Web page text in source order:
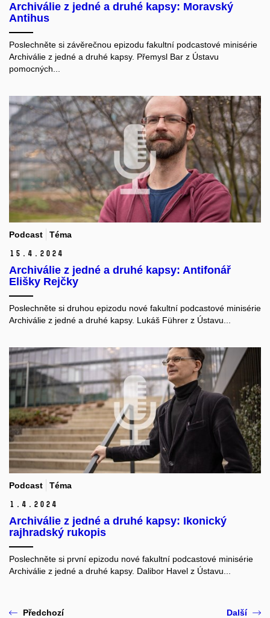
Archiválie z jedné a druhé kapsy: Moravský
Antihus
Poslechněte si závěrečnou epizodu fakultní podcastové minisérie
Archiválie z jedné a druhé kapsy. Přemysl Bar z Ústavu
pomocných...
Podcast Téma
15. 4. 2024
Archiválie z jedné a druhé kapsy: Antifonář
Elišky Rejčky
Poslechněte si druhou epizodu nové fakultní podcastové minisérie
Archiválie z jedné a druhé kapsy. Lukáš Führer z Ústavu...
Podcast Téma
1. 4. 2024
Archiválie z jedné a druhé kapsy: Ikonický
rajhradský rukopis
Poslechněte si první epizodu nové fakultní podcastové minisérie
Archiválie z jedné a druhé kapsy. Dalibor Havel z Ústavu...
Předchozí Další